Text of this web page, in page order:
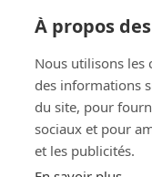
Rechercher
À propos
Nous utilisons les
des informations
du site, pour
sociaux et pour
et les publicités.